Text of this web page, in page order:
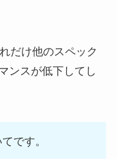
だけ他のスペック
ンスが低下してし
です。